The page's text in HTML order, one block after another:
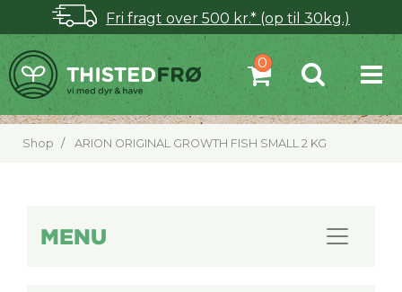
Fri fragt over 500 kr.* (op til 30kg.)
Shop ARION ORIGINAL GROWTH FISH SMALL 2 KG
MENU